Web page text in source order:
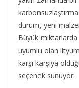
durum, yeni
Büyük
uyumlu olan
karşı karşıya
seçenek sunuyor.